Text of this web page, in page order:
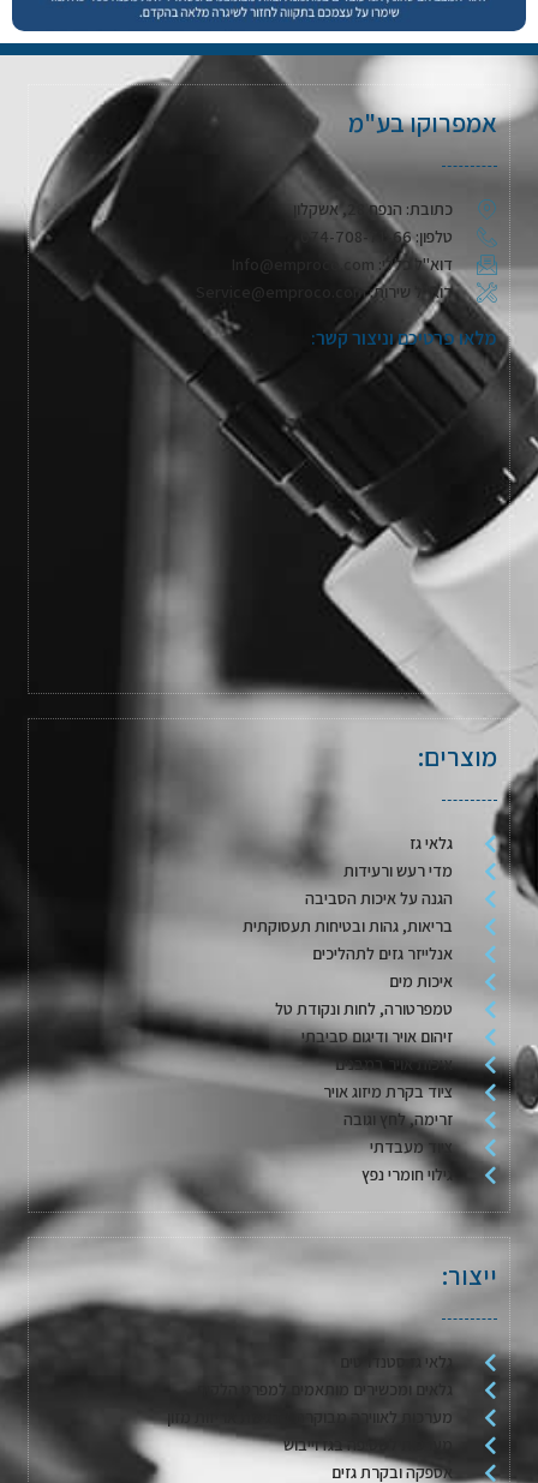
אמפרוקו בע"מ
כתובת: הנפח 28, אשקלון
טלפון: 074-708-71-66
דוא"ל כללי: Info@emproco.com
דוא"ל שירות: Service@emproco.com
מלאו פרטיכם וניצור קשר:
מוצרים:
גלאי גז
מדי רעש ורעידות
הגנה על איכות הסביבה
בריאות, גהות ובטיחות תעסוקתית
אנלייזר גזים לתהליכים
איכות מים
טמפרטורה, לחות ונקודת טל
זיהום אויר ודיגום סביבתי
איכות אויר במבנים
ציוד בקרת מיזוג אויר
זרימה, לחץ וגובה
ציוד מעבדתי
גילוי חומרי נפץ
ייצור:
גלאי גז סטנדרטים
גלאים ומכשירים מותאמים למפרט הלקוח
מערכות לאווירה מבוקרת / דגימת אריזות מזון
מערכות לשטיפה בגז וייבוש
אספקה ובקרת גזים